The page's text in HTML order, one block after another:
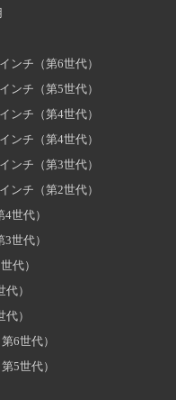
ンチ（第6世代）
ンチ（第5世代）
ンチ（第4世代）
ンチ（第4世代）
ンチ（第3世代）
ンチ（第2世代）
4世代）
3世代）
代）
代）
代）
6世代）
5世代）